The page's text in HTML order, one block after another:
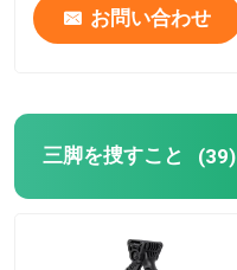
お問い合わせ
三脚を捜すこと (39)